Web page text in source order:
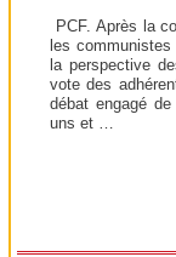
PCF. Après la
les
la perspective
vote des
débat engagé
uns et …